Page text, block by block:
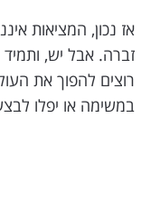
אז נכון, המציאות
זברה. אבל יש,
רוצים להפוך את
במשימה או יפלו